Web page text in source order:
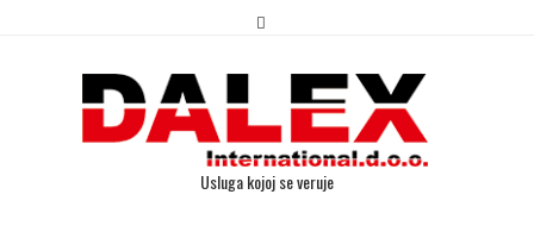
Usluga kojoj se veruje